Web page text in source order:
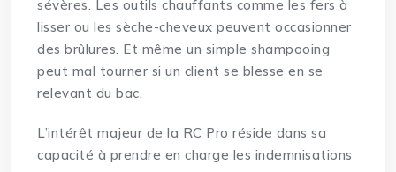
sévères. Les outils chauffants comme les fers à
lisser ou les sèche-cheveux peuvent occasionner
des brûlures. Et même un simple shampooing
peut mal tourner si un client se blesse en se
relevant du bac.
L’intérêt majeur de la RC Pro réside dans sa
capacité à prendre en charge les indemnisations